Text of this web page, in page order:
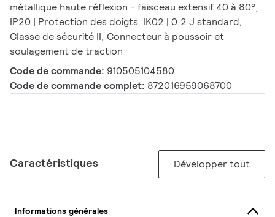
métallique haute réflexion - faisceau extensif 40 à 80°,
IP20 | Protection des doigts, IK02 | 0,2 J standard,
Classe de sécurité II, Connecteur à poussoir et
soulagement de traction
Code de commande: 910505104580
Code de commande complet: 872016959068700
Caractéristiques Développer tout
Informations générales